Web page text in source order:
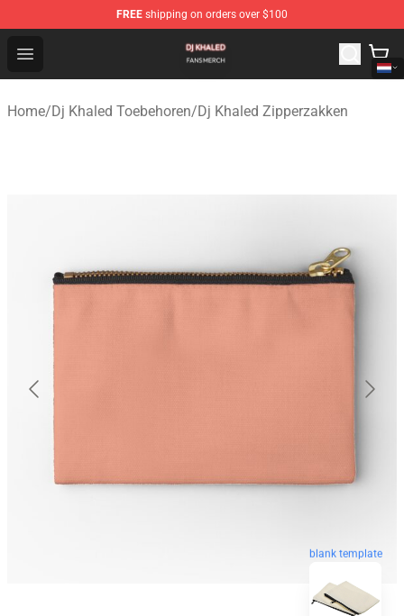
FREE shipping on orders over $100
Open menu
Dj Khaled Shop - Official Dj Khaled Merchandise Store
Home/Dj Khaled Toebehoren/Dj Khaled Zipperzakken
blank template